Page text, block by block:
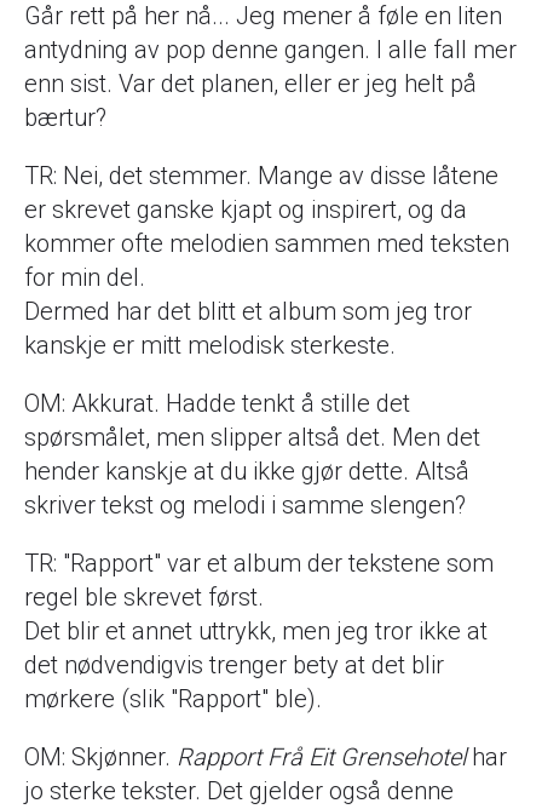
Går rett på her nå... Jeg mener å føle en liten
antydning av pop denne gangen. I alle fall mer
enn sist. Var det planen, eller er jeg helt på
bærtur?
TR: Nei, det stemmer. Mange av disse låtene
er skrevet ganske kjapt og inspirert, og da
kommer ofte melodien sammen med teksten
for min del.
Dermed har det blitt et album som jeg tror
kanskje er mitt melodisk sterkeste.
OM: Akkurat. Hadde tenkt å stille det
spørsmålet, men slipper altså det. Men det
hender kanskje at du ikke gjør dette. Altså
skriver tekst og melodi i samme slengen?
TR: "Rapport" var et album der tekstene som
regel ble skrevet først.
Det blir et annet uttrykk, men jeg tror ikke at
det nødvendigvis trenger bety at det blir
mørkere (slik "Rapport" ble).
OM: Skjønner. Rapport Frå Eit Grensehotelhar
jo sterke tekster. Det gjelder også denne